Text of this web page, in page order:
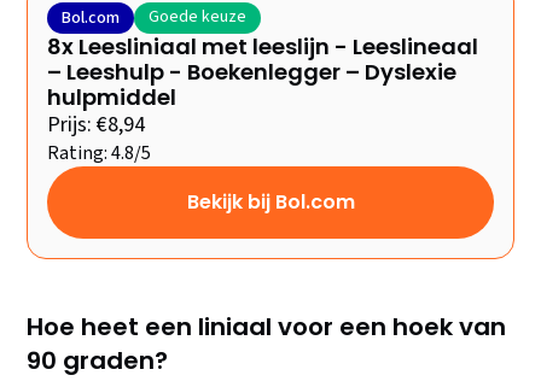
Bol.com Goede keuze
8x Leesliniaal met leeslijn - Leeslineaal
– Leeshulp - Boekenlegger – Dyslexie
hulpmiddel
Prijs: €8,94
Rating: 4.8/5
Bekijk bij Bol.com
Hoe heet een liniaal voor een hoek van
90 graden?